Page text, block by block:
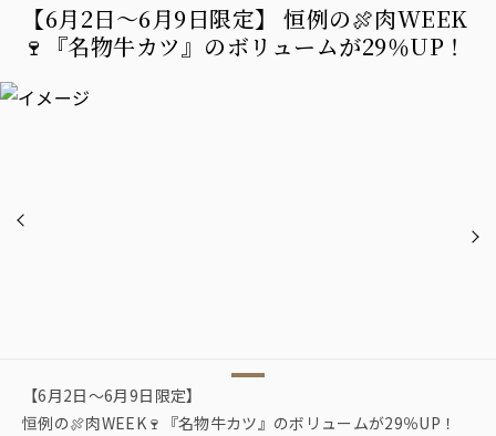
【6月2日〜6月9日限定】 恒例の🍖肉WEEK
🍷『名物牛カツ』のボリュームが29％UP！
【6月2日〜6月9日限定】
恒例の🍖肉WEEK🍷『名物牛カツ』のボリュームが29％UP！